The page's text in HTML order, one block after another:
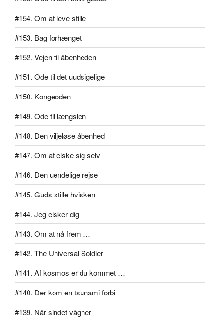
#154. Om at leve stille
#153. Bag forhænget
#152. Vejen til åbenheden
#151. Ode til det uudsigelige
#150. Kongeoden
#149. Ode til længslen
#148. Den viljeløse åbenhed
#147. Om at elske sig selv
#146. Den uendelige rejse
#145. Guds stille hvisken
#144. Jeg elsker dig
#143. Om at nå frem …
#142. The Universal Soldier
#141. Af kosmos er du kommet …
#140. Der kom en tsunami forbi
#139. Når sindet vågner